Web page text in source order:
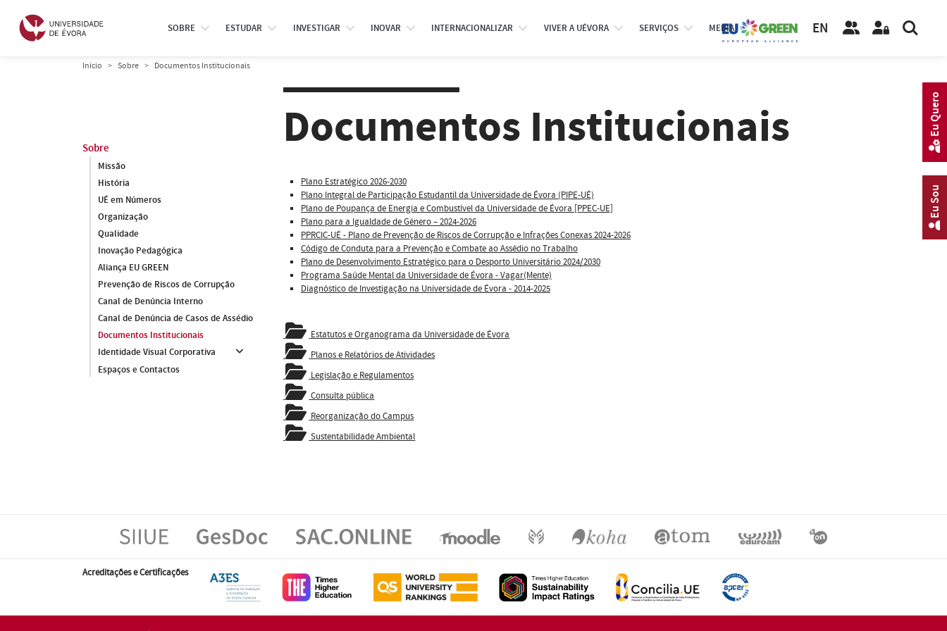
SOBRE ESTUDAR INVESTIGAR INOVAR INTERNACIONALIZAR VIVER A UÉVORA SERVIÇOS MEDIA EN
Início Sobre Documentos Institucionais
Sobre
Missão
História
UÉ em Números
Organização
Qualidade
Inovação Pedagógica
Aliança EU GREEN
Prevenção de Riscos de Corrupção
Canal de Denúncia Interno
Canal de Denúncia de Casos de Assédio
Documentos Institucionais
Identidade Visual Corporativa
Espaços e Contactos
Documentos Institucionais
Plano Estratégico 2026-2030
Plano Integral de Participação Estudantil da Universidade de Évora (PIPE-UÉ)
Plano de Poupança de Energia e Combustível da Universidade de Évora [PPEC-UE]
Plano para a Igualdade de Género – 2024-2026
PPRCIC-UÉ - Plano de Prevenção de Riscos de Corrupção e Infrações Conexas 2024-2026
Código de Conduta para a Prevenção e Combate ao Assédio no Trabalho
Plano de Desenvolvimento Estratégico para o Desporto Universitário 2024/2030
Programa Saúde Mental da Universidade de Évora - Vagar(Mente)
Diagnóstico de Investigação na Universidade de Évora - 2014-2025
Estatutos e Organograma da Universidade de Évora
Planos e Relatórios de Atividades
Legislação e Regulamentos
Consulta pública
Reorganização do Campus
Sustentabilidade Ambiental
Acreditações e Certificações
Eu Sou
Eu Quero